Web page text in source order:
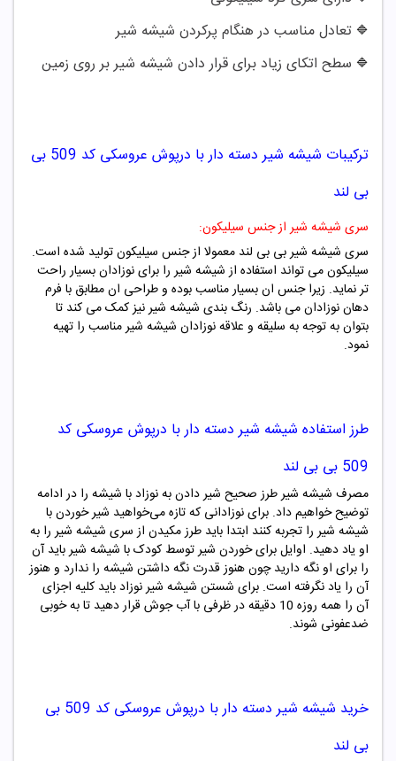
🔷 تعادل مناسب در هنگام پرکردن شیشه شیر
🔷 سطح اتکای زیاد برای قرار دادن شیشه شیر بر روی زمین
ترکیبات شیشه شیر دسته دار با درپوش عروسکی کد 509 بی
بی لند
سری شیشه شیر از جنس سیلیکون:
سری شیشه شیر بی بی لند معمولا از جنس سیلیکون تولید شده است.
سیلیکون می تواند استفاده از شیشه شیر را برای نوزادان بسیار راحت
تر نماید. زیرا جنس ان بسیار مناسب بوده و طراحی ان مطابق با فرم
دهان نوزادان می باشد. رنگ بندی شیشه شیر نیز کمک می کند تا
بتوان به توجه به سلیقه و علاقه نوزادان شیشه شیر مناسب را تهیه
نمود.
طرز استفاده شیشه شیر دسته دار با درپوش عروسکی کد
509 بی بی لند
مصرف شیشه شیر طرز صحیح شیر دادن به نوزاد با شیشه را در ادامه
توضیح خواهیم داد. برای نوزادانی که تازه می‌خواهید شیر خوردن با
شیشه شیر را تجربه کنند ابتدا باید طرز مکیدن از سری شیشه شیر را به
او یاد دهید. اوایل برای خوردن شیر توسط کودک با شیشه شیر باید آن
را برای او نگه دارید چون هنوز قدرت نگه داشتن شیشه را ندارد و هنوز
آن را یاد نگرفته است. برای شستن شیشه شیر نوزاد باید کلیه اجزای
آن را همه روزه 10 دقیقه در ظرفی با آب جوش قرار دهید تا به خوبی
ضدعفونی شوند.
خرید شیشه شیر دسته دار با درپوش عروسکی کد 509 بی
بی لند